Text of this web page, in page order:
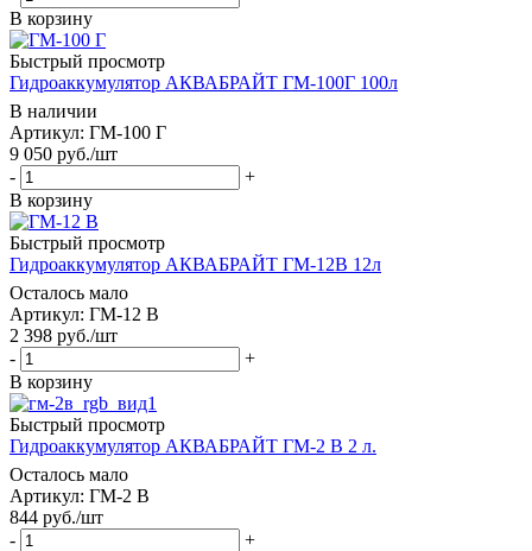
В корзину
Быстрый просмотр
Гидроаккумулятор АКВАБРАЙТ ГМ-100Г 100л
В наличии
Артикул: ГМ-100 Г
9 050 руб./шт
-
+
В корзину
Быстрый просмотр
Гидроаккумулятор АКВАБРАЙТ ГМ-12B 12л
Осталось мало
Артикул: ГМ-12 В
2 398 руб./шт
-
+
В корзину
Быстрый просмотр
Гидроаккумулятор АКВАБРАЙТ ГМ-2 B 2 л.
Осталось мало
Артикул: ГМ-2 В
844 руб./шт
-
+